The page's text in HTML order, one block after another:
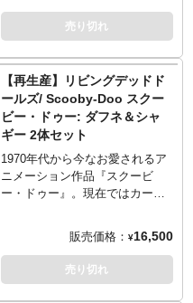
たデザインとなるウィンドウパ
ッケージを採用しているので、
らリリースされていた映画『ア
ナベル 死霊館の人形』版アナベ
をLDDフォーマットに落とし込
みし、ドレスのような服装、三
つ編みされた植毛ヘア、ペイン
トで再現された顔の傷など、劇
中の雰囲気を演出しています。
可動域は他のLDDシリーズと同
じく全身5箇所、パッケージは映
売り切れ
【再生産】リビングデッドド
ールズ/ Scooby-Doo スクー
ビー・ドゥー: ダフネ＆シャ
ギー 2体セット
1970年代から今なお愛されるア
ニメーション作品『スクービ
ー・ドゥー』。現在ではカート
展開するこの人気作を、メズコ
トイズが「リビングデッドドー
ルズ（LDD）」シリーズでドー
販売価格： ¥16,500
売り切れ